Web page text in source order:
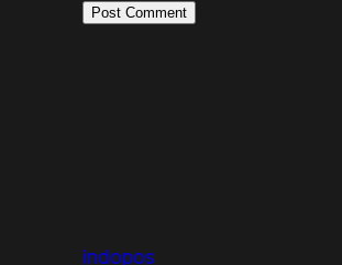
indopos